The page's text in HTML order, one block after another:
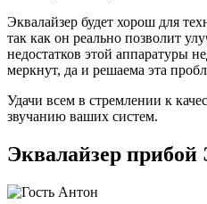
Эквалайзер будет хорош для
так как он реально позволит
недостатков этой аппаратуры
меркнут, да и решаема эта
Удачи всем в стремлении к
звучанию ваших систем.
Эквалайзер прибой